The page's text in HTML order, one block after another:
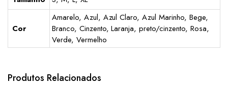
Cor
Amarelo, Azul, Azul Claro, Azul Marinho, Bege,
Branco, Cinzento, Laranja, preto/cinzento, Rosa,
Verde, Vermelho
Produtos Relacionados
This
has
This